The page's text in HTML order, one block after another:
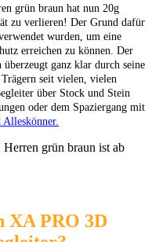
grün braun hat nun 20g
zu verlieren! Der Grund dafür
wurden, um eine
erreichen zu können. Der
ganz klar durch seine
seit vielen, vielen
über Stock und Stein
oder dem Spaziergang mit
grün braun ist ab
XA PRO 3D